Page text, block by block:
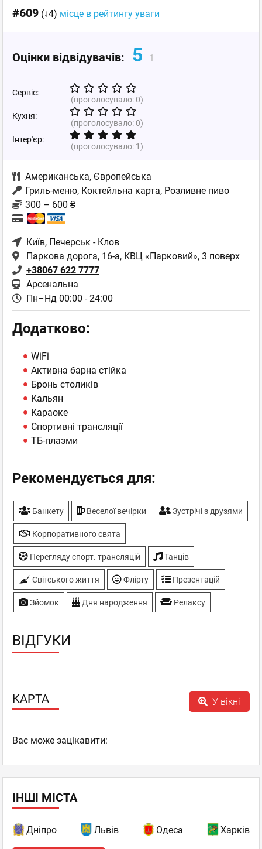
#609 (↓4) місце в рейтингу уваги
Оцінки відвідувачів: 5 1
Сервіс:
(проголосувало:0)
Кухня:
(проголосувало:0)
Інтер'єр:
(проголосувало: 1)
Американська, Європейська
Гриль-меню, Коктейльна карта, Розливне пиво
300 – 600 ₴
Київ, Печерськ - Клов
Паркова дорога, 16-а, КВЦ «Парковий», 3 поверх
+38067 622 7777
Арсенальна
Пн–Нд 00:00 - 24:00
Додатково:
WiFi
Активна барна стійка
Бронь столиків
Кальян
Караоке
Спортивні трансляції
ТБ-плазми
Рекомендується для:
Банкету Веселої вечірки Зустрічі з друзями
Корпоративного свята
Перегляду спорт. трансляцій Танців
Світського життя Флірту Презентацій
Зйомок Дня народження Релаксу
ВІДГУКИ
КАРТА У вікні
Вас може зацікавити:
ІНШІ МІСТА
Дніпро Львів Одеса Харків